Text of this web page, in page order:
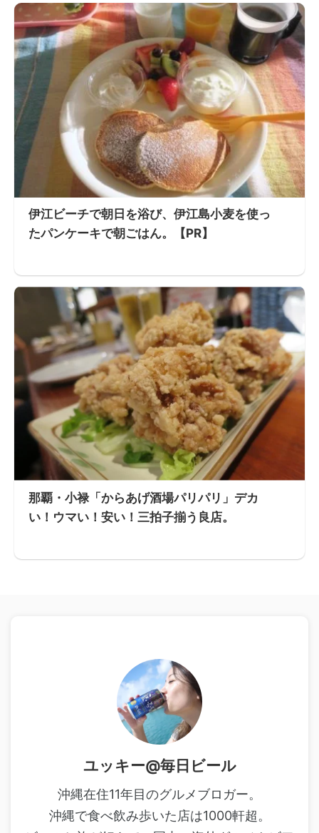
伊江ビーチで朝日を浴び、伊江島小麦を使っ
たパンケーキで朝ごはん。【PR】
那覇・小禄「からあげ酒場パリパリ」デカ
い！ウマい！安い！三拍子揃う良店。
ユッキー@毎日ビール
沖縄在住11年目のグルメブロガー。
沖縄で食べ飲み歩いた店は1000軒超。